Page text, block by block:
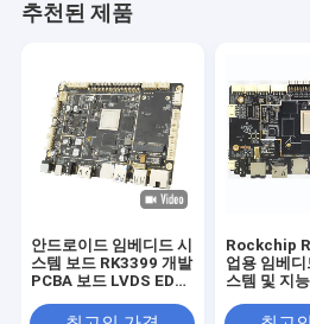
추천된 제품
안드로이드 임베디드 시
스템 보드 RK3399 개발
PCBA 보드 LVDS EDP
1000M LAN
Rockchip
업용 임베디
스템 및 지
양한 인터페